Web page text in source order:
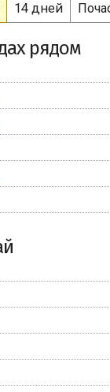
14 дней
рядом